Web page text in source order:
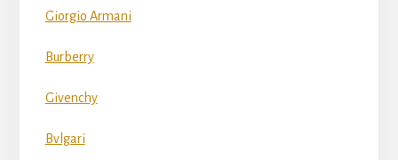
Giorgio Armani
Burberry
Givenchy
Bvlgari